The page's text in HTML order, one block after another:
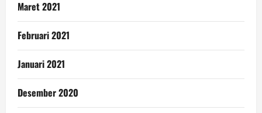
Maret 2021
Februari 2021
Januari 2021
Desember 2020